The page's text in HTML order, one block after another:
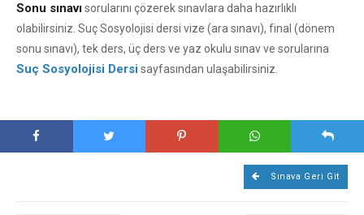
Sonu sınavısorularını çözerek sınavlara daha hazırlıklı
olabilirsiniz. Suç Sosyolojisi dersi vize (ara sınavı), final (dönem
sonu sınavı), tek ders, üç ders ve yaz okulu sınav ve sorularına
Suç Sosyolojisi Dersisayfasından ulaşabilirsiniz.
Sınava Geri Git